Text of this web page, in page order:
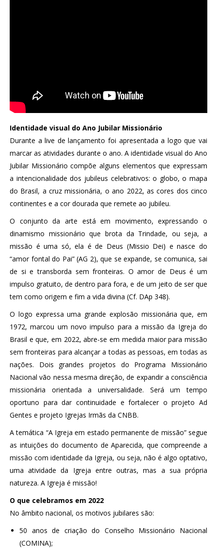
Identidade visual do Ano Jubilar Missionário
Durante a live de lançamento foi apresentada a logo que vai
marcar as atividades durante o ano. A identidade visual do Ano
Jubilar Missionário compõe alguns elementos que expressam
a intencionalidade dos jubileus celebrativos: o globo, o mapa
do Brasil, a cruz missionária, o ano 2022, as cores dos cinco
continentes e a cor dourada que remete ao jubileu.
O conjunto da arte está em movimento, expressando o
dinamismo missionário que brota da Trindade, ou seja, a
missão é uma só, ela é de Deus (Missio Dei) e nasce do
“amor fontal do Pai” (AG 2), que se expande, se comunica, sai
de si e transborda sem fronteiras. O amor de Deus é um
impulso gratuito, de dentro para fora, e de um jeito de ser que
tem como origem e fim a vida divina (Cf. DAp 348).
O logo expressa uma grande explosão missionária que, em
1972, marcou um novo impulso para a missão da Igreja do
Brasil e que, em 2022, abre-se em medida maior para missão
sem fronteiras para alcançar a todas as pessoas, em todas as
nações. Dois grandes projetos do Programa Missionário
Nacional vão nessa mesma direção, de expandir a consciência
missionária orientada a universalidade. Será um tempo
oportuno para dar continuidade e fortalecer o projeto Ad
Gentes e projeto Igrejas Irmãs da CNBB.
A temática “A Igreja em estado permanente de missão” segue
as intuições do documento de Aparecida, que compreende a
missão com identidade da Igreja, ou seja, não é algo optativo,
uma atividade da Igreja entre outras, mas a sua própria
natureza. A Igreja é missão!
O que celebramos em 2022
No âmbito nacional, os motivos jubilares são:
50 anos de criação do Conselho Missionário Nacional
(COMINA);